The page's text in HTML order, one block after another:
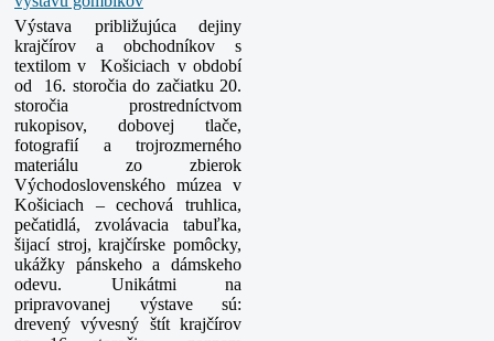
Výstava približujúca dejiny
krajčírov a obchodníkov s
textilom v Košiciach v období
od 16. storočia do začiatku 20.
storočia prostredníctvom
rukopisov, dobovej tlače,
fotografií a trojrozmerného
materiálu zo zbierok
Východoslovenského múzea v
Košiciach – cechová truhlica,
pečatidlá, zvolávacia tabuľka,
šijací stroj, krajčírske pomôcky,
ukážky pánskeho a dámskeho
odevu. Unikátmi na
pripravovanej výstave sú:
drevený vývesný štít krajčírov